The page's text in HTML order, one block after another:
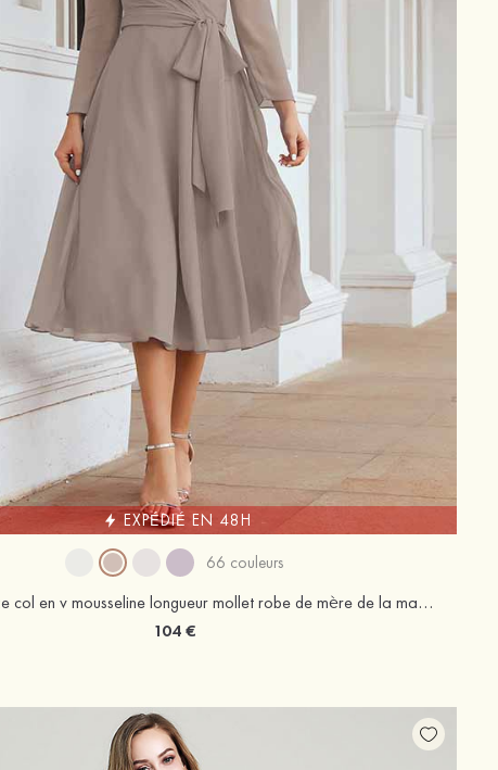
EXPÉDIÉ EN 48H
66 couleurs
Robe trapèze col en v mousseline longueur mollet robe de mère de la mariée avec plissé
104 €